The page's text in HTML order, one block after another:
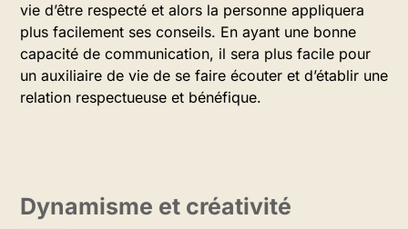
vie d’être respecté et alors la personne appliquera
plus facilement ses conseils. En ayant une bonne
capacité de communication, il sera plus facile pour
un auxiliaire de vie de se faire écouter et d’établir une
relation respectueuse et bénéfique.
Dynamisme et créativité